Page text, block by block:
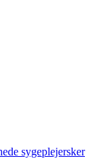
sygeplejersker